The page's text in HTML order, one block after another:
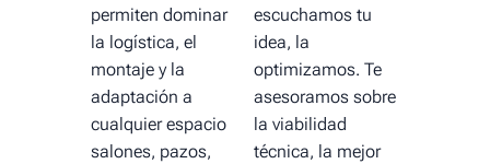
permiten dominar
la logística, el
montaje y la
adaptación a
cualquier espacio
salones, pazos,
escuchamos tu
idea, la
optimizamos. Te
asesoramos sobre
la viabilidad
técnica, la mejor